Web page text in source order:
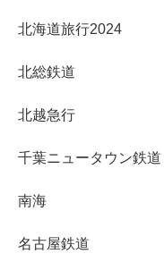
北海道旅行2024
北総鉄道
北越急行
千葉ニュータウン鉄道
南海
名古屋鉄道